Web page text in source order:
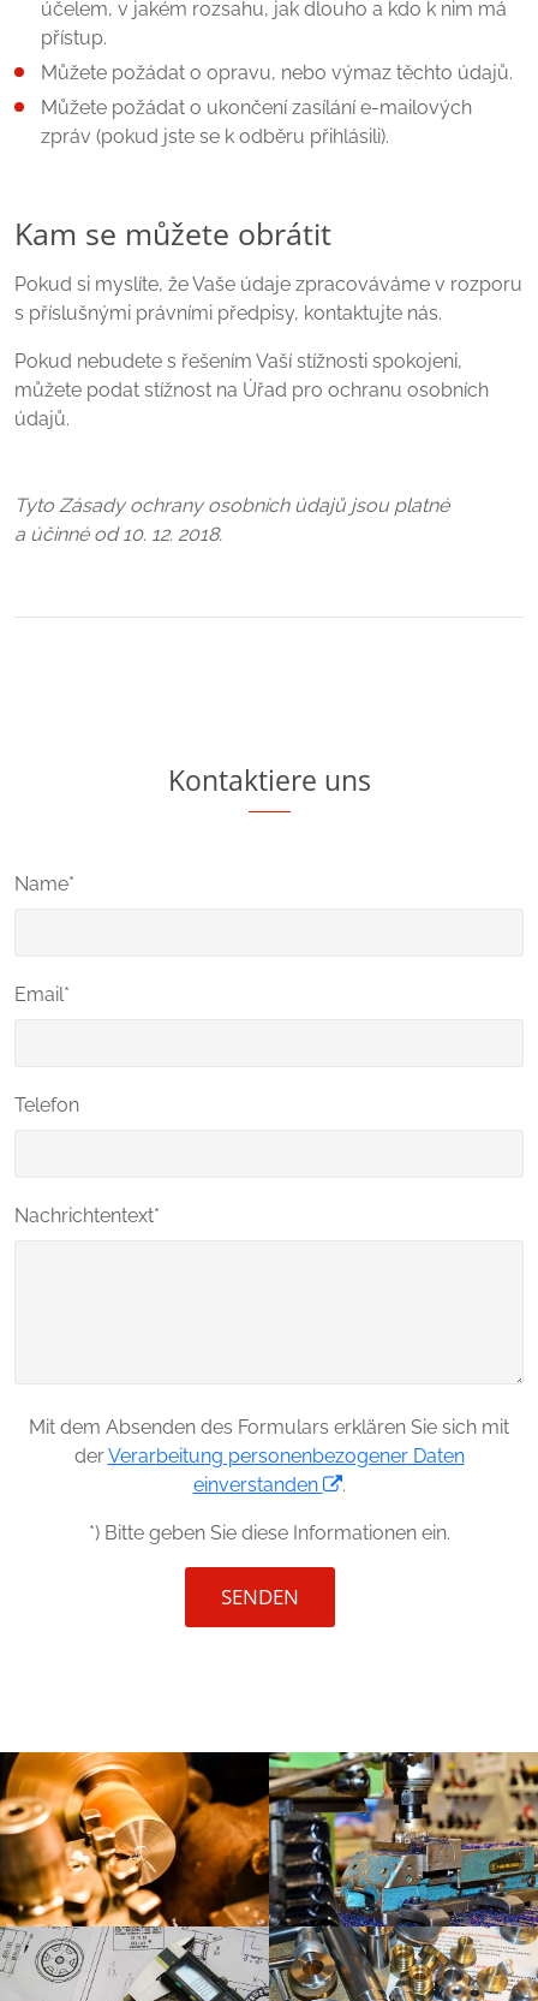
účelem, v jakém rozsahu, jak dlouho a kdo k nim má
přístup.
Můžete požádat o opravu, nebo výmaz těchto údajů.
Můžete požádat o ukončení zasílání e-mailových
zpráv (pokud jste se k odběru přihlásili).
Kam se můžete obrátit
Pokud si myslíte, že Vaše údaje zpracováváme v rozporu
s příslušnými právními předpisy, kontaktujte nás.
Pokud nebudete s řešením Vaší stížnosti spokojeni,
můžete podat stížnost na Úřad pro ochranu osobních
údajů.
Tyto Zásady ochrany osobních údajů jsou platné
a účinné od 10. 12. 2018.
Kontaktiere uns
Name*
Email*
Telefon
Nachrichtentext*
Mit dem Absenden des Formulars erklären Sie sich mit
derVerarbeitung personenbezogener Daten
einverstanden
.
*) Bitte geben Sie diese Informationen ein.
SENDEN